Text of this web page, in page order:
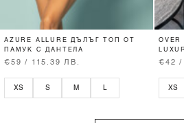
AZURE ALLURE ДЪЛЪГ ТОП ОТ
ПАМУК С ДАНТЕЛА
€59 / 115.39 ЛВ.
XS S M
€42 /
XS